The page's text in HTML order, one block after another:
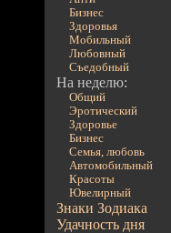
Бизнес
Здоровья
Мобильный
Любовный
Съедобный
На неделю:
Общий
Эротический
Здоровье
Бизнес
Семья, любовь
Автомобильный
Красоты
Ювелирный
Знаки Зодиака
Удачность дня